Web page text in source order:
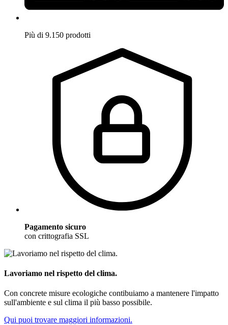
Più di 9.150 prodotti
Pagamento sicuro
con crittografia SSL
Lavoriamo nel rispetto del clima.
Con concrete misure ecologiche contibuiamo a mantenere l'impatto
sull'ambiente e sul clima il più basso possibile.
Qui puoi trovare maggiori informazioni.